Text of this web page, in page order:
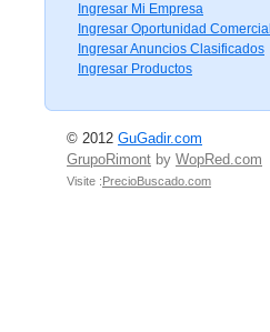
Ingresar Mi Empresa
Ingresar Oportunidad Comercial
Ingresar Anuncios Clasificados
Ingresar Productos
© 2012 GuGadir.com
GrupoRimont by WopRed.com
Visite :PrecioBuscado.com